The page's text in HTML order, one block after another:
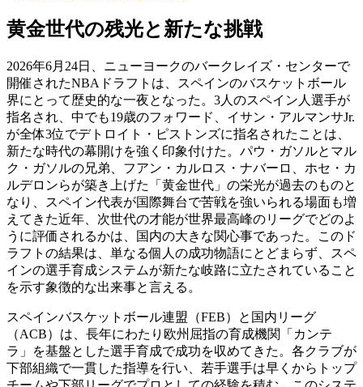
黄金世代の残光と新たな挑戦
2026年6月24日、ニューヨークのバークレイズ・センターで
開催されたNBAドラフトは、スペインのバスケットボール
界にとって歴史的な一夜となった。3人のスペイン人選手が
指名され、中でも19歳のフォワード、イサン・アルマンサJr.
が全体3位でデトロイト・ピストンズに指名されたことは、
新たな時代の幕開けを強く印象付けた。パウ・ガソルとマル
ク・ガソルの兄弟、フアン・カルロス・ナバーロ、ホセ・カ
ルデロンらが築き上げた「黄金世代」の栄光が過去のものと
なり、スペイン代表が国際舞台で苦戦を強いられる場面も増
えてきた近年、次世代の才能が世界最高峰のリーグでどのよ
うに評価されるかは、国内の大きな関心事であった。このド
ラフトの結果は、単なる個人の成功物語にとどまらず、スペ
インの選手育成システムが新たな岐路に立たされていること
を示す象徴的な出来事と言える。
スペインバスケットボール連盟（FEB）と国内リーグ
（ACB）は、長年にわたり欧州屈指の育成機関「カンテ
ラ」を基盤とした選手育成で成功を収めてきた。各クラブが
下部組織で一貫した指導を行い、若手選手は早くからトップ